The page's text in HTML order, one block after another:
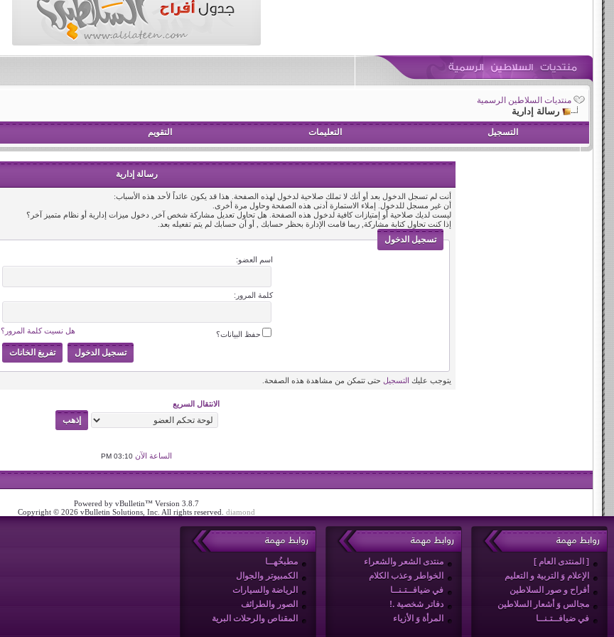
منتديات السلاطين الرسمية
رسالة إدارية
التسجيل التعليمات التقويم
رسالة إدارية
أنت لم تسجل الدخول بعد أو أنك لا تملك صلاحية لدخول لهذه الصفحة. هذا قد يكون عائداً لأحد هذه الأسباب:
أن غير مسجل للدخول. إملاء الاستمارة أدنى هذه الصفحة وحاول مرة أخرى.
ليست لديك صلاحية أو إمتيازات كافية لدخول هذه الصفحة. هل تحاول تعديل مشاركة شخص آخر, دخول ميزات إدارية أو نظام متميز آخر؟
إذا كنت تحاول كتابة مشاركة, ربما قامت الإدارة بحظر حسابك , أو أن حسابك لم يتم تفعيله بعد.
تسجيل الدخول
اسم العضو:
كلمة المرور:
هل نسيت كلمة المرور؟ حفظ البيانات؟
يتوجب عليك التسجيل حتى تتمكن من مشاهدة هذه الصفحة.
الانتقال السريع
الساعة الآن 03:10 PM
Powered by vBulletin™ Version 3.8.7
Copyright © 2026 vBulletin Solutions, Inc. All rights reserved. diamond
روابط مهمة
[ المنتدى العام ]
الإعلام وَ التربية و التعليم
أفراح و صور السلاطين
مجالس وَ أشعار السلاطين
في ضيافــتـنــا
روابط مهمة
منتدى الشعر والشعراء
الخواطر وعذب الكلام
في ضيافــتـنــا
دفاتر شخصية .!
المرأة وَ الأزياء
روابط مهمة
مطبخُهــا
الكمبيوتر والجوال
الرياضة والسيارات
الصور والطرائف
المقناص والرحلات البرية